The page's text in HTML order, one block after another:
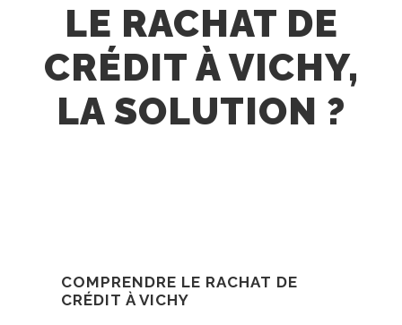
LE RACHAT DE
CRÉDIT À VICHY,
LA SOLUTION ?
COMPRENDRE LE RACHAT DE
CRÉDIT À VICHY